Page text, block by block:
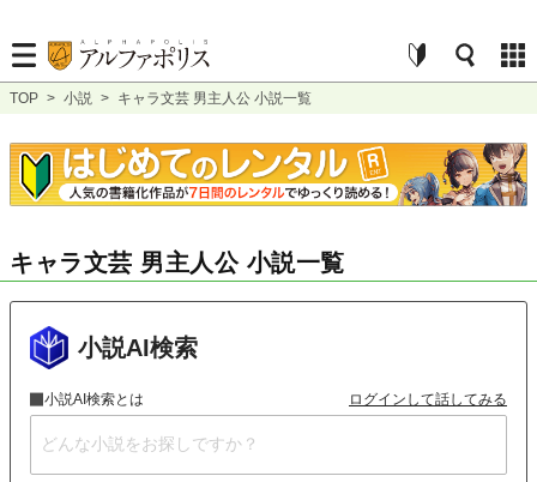
TOP > 小説 > キャラ文芸 男主人公 小説一覧
キャラ文芸 男主人公 小説一覧
小説AI検索
小説AI検索とは ログインして話してみる